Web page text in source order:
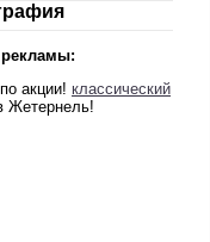
рекламы:
акции! классический
Жетернель!